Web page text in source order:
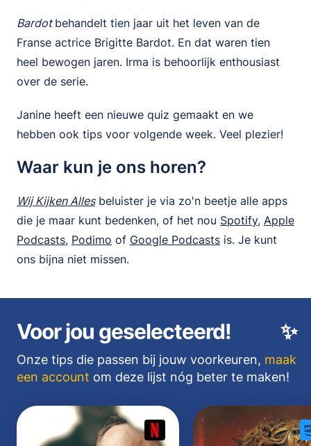
Bardot behandelt tien jaar uit het leven van de
Franse actrice Brigitte Bardot. En dat waren tien
heel bewogen jaren. Irma is behoorlijk enthousiast
over de serie.
Janine heeft een nieuwe quiz gemaakt en we
hebben ook tips voor volgende week. Veel plezier!
Waar kun je ons horen?
Wij Kijken Allesbeluister je via zo'n beetje alle apps
die je maar kunt bedenken, of het nou Spotify, Apple
Podcasts, Podimo of Google Podcasts is. Je kunt
ons bijna niet missen.
✨
Voor jou geselecteerd!
Onze tips die passen bij jouw voorkeuren, maak
een account om deze lijst nóg beter te maken!